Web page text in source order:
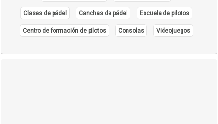
Pozos para drenaje
Pozos de monitoreo
Clases de pádel Canchas de pádel Escuela de pilotos
Centro de formación de pilotos Consolas Videojuegos